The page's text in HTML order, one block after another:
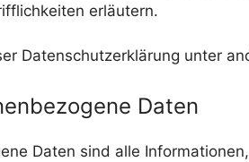
erläutern.
Datenschutzerklärung unter
Daten
Daten sind alle